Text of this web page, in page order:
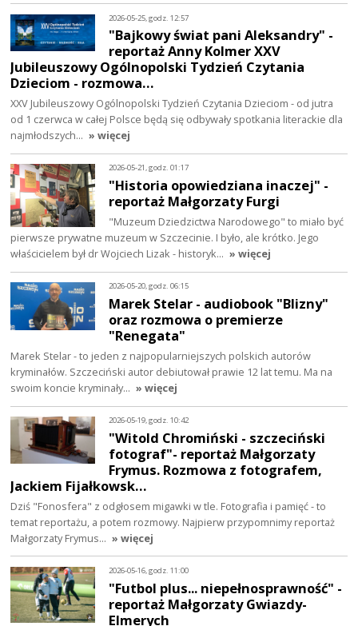
2026-05-25, godz. 12:57
"Bajkowy świat pani Aleksandry" -
reportaż Anny Kolmer XXV
Jubileuszowy Ogólnopolski Tydzień Czytania
Dzieciom - rozmowa…
XXV Jubileuszowy Ogólnopolski Tydzień Czytania Dzieciom - od jutra
od 1 czerwca w całej Polsce będą się odbywały spotkania literackie dla
najmłodszych… » więcej
2026-05-21, godz. 01:17
"Historia opowiedziana inaczej" -
reportaż Małgorzaty Furgi
"Muzeum Dziedzictwa Narodowego" to miało być
pierwsze prywatne muzeum w Szczecinie. I było, ale krótko. Jego
właścicielem był dr Wojciech Lizak - historyk… » więcej
2026-05-20, godz. 06:15
Marek Stelar - audiobook "Blizny"
oraz rozmowa o premierze
"Renegata"
Marek Stelar - to jeden z najpopularniejszych polskich autorów
kryminałów. Szczeciński autor debiutował prawie 12 lat temu. Ma na
swoim koncie kryminały… » więcej
2026-05-19, godz. 10:42
"Witold Chromiński - szczeciński
fotograf"- reportaż Małgorzaty
Frymus. Rozmowa z fotografem,
Jackiem Fijałkowsk…
Dziś "Fonosfera" z odgłosem migawki w tle. Fotografia i pamięć - to
temat reportażu, a potem rozmowy. Najpierw przypomnimy reportaż
Małgorzaty Frymus… » więcej
2026-05-16, godz. 11:00
"Futbol plus... niepełnosprawność" -
reportaż Małgorzaty Gwiazdy-
Elmerych